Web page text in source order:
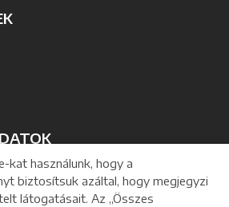
2-41
kat használunk, hogy a
biztosítsuk azáltal, hogy megjegyzi
látogatásait. Az „Összes